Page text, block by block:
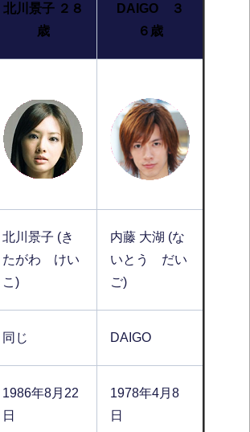
北川景子 ２８
歳
DAIGO ３
６歳
北川景子 (き
たがわ けい
こ)
内藤 大湖 (な
いとう だい
ご)
同じ DAIGO
1986年8月22
日
1978年4月8
日